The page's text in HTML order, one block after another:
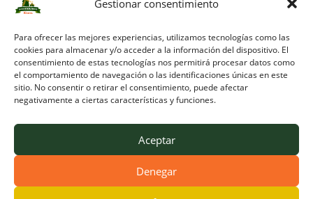
Gestionar consentimiento
Para ofrecer las mejores experiencias, utilizamos tecnologías como las
cookies para almacenar y/o acceder a la información del dispositivo. El
consentimiento de estas tecnologías nos permitirá procesar datos como
el comportamiento de navegación o las identificaciones únicas en este
sitio. No consentir o retirar el consentimiento, puede afectar
negativamente a ciertas características y funciones.
Aceptar
Denegar
SOCIAL
© Copyright 2026 Viveros Los Molinos |
Developed by Obelisk